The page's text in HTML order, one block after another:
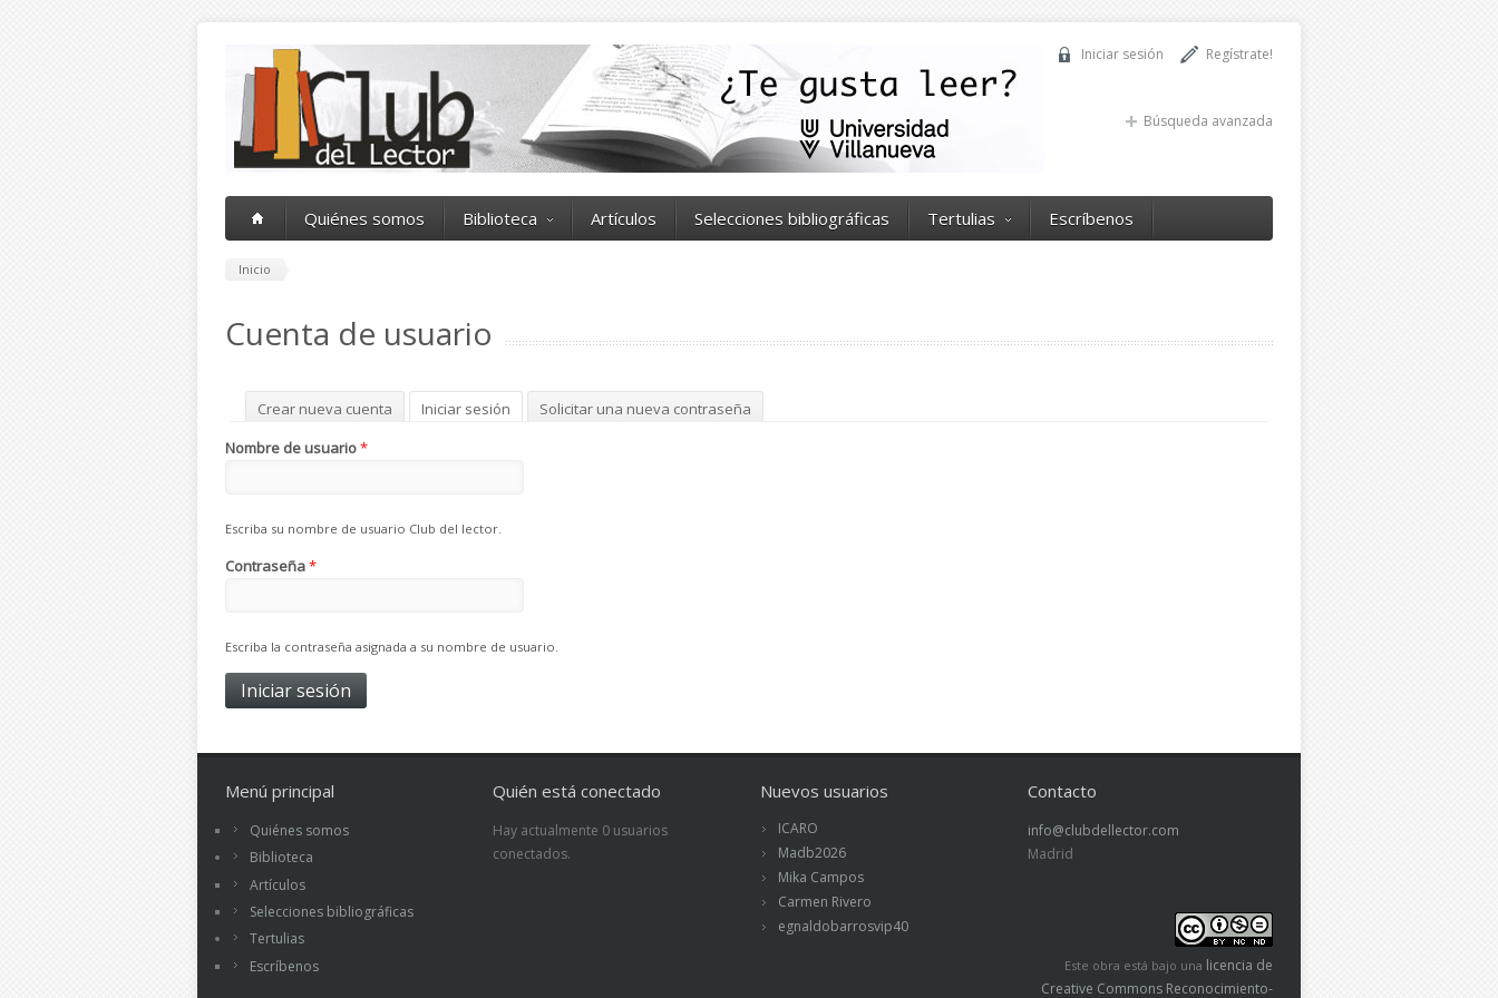
Regístrate!
Iniciar sesión
Búsqueda avanzada
Quiénes somos Biblioteca Artículos Selecciones bibliográficas Tertulias Escríbenos
Inicio
Cuenta de usuario
Solapas principales
Crear nueva cuenta Iniciar sesión (solapa activa)
Solicitar una nueva contraseña
Nombre de usuario*
Escriba su nombre de usuario Club del lector.
Contraseña*
Escriba la contraseña asignada a su nombre de usuario.
Menú principal
Quiénes somos
Biblioteca
Artículos
Selecciones bibliográficas
Tertulias
Escríbenos
Quién está conectado
Hay actualmente 0 usuarios
conectados.
Nuevos usuarios
ICARO
Madb2026
Mika Campos
Carmen Rivero
egnaldobarrosvip40
Contacto
info@clubdellector.com
Madrid
Este obra está bajo una licencia de
Creative Commons Reconocimiento-